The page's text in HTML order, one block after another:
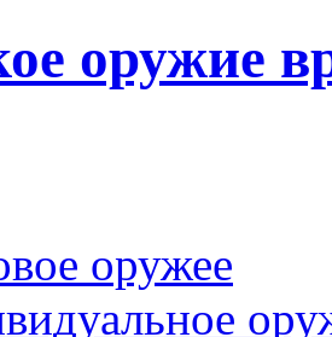
оружие
оружее